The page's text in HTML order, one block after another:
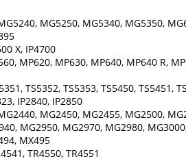
MG5250, MG5340, MG5350,
X, IP4700
MP620, MP630, MP640, MP640 R,
TS5352, TS5353, TS5450, TS5451,
IP2840, IP2850
MG2450, MG2455, MG2500,
MG2950, MG2970, MG2980,
MX495
TR4550, TR4551